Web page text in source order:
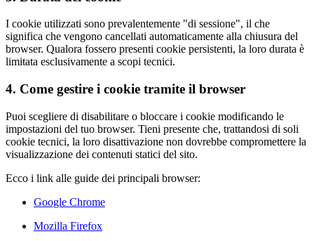
I cookie utilizzati sono prevalentemente "di sessione", il che
significa che vengono cancellati automaticamente alla chiusura del
browser. Qualora fossero presenti cookie persistenti, la loro durata è
limitata esclusivamente a scopi tecnici.
4. Come gestire i cookie tramite il browser
Puoi scegliere di disabilitare o bloccare i cookie modificando le
impostazioni del tuo browser. Tieni presente che, trattandosi di soli
cookie tecnici, la loro disattivazione non dovrebbe compromettere la
visualizzazione dei contenuti statici del sito.
Ecco i link alle guide dei principali browser:
Google Chrome
Mozilla Firefox